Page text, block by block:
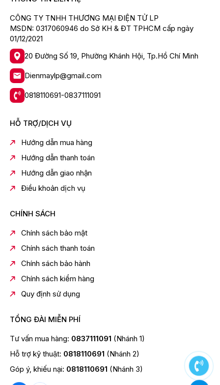
CÔNG TY TNHH THƯƠNG MẠI ĐIỆN TỬ LP
MSDN: 0317060946 do Sở KH & ĐT TPHCM cấp ngày
01/12/2021
20 Đường Số 19, Phường Khánh Hội, Tp.Hồ Chí Minh
Dienmaylp@gmail.com
0818110691-0837111091
HỖ TRỢ/DỊCH VỤ
Hướng dẫn mua hàng
Hướng dẫn thanh toán
Hướng dẫn giao nhận
Điều khoản dịch vụ
CHÍNH SÁCH
Chính sách bảo mật
Chính sách thanh toán
Chính sách bảo hành
Chính sách kiểm hàng
Quy định sử dụng
TỔNG ĐÀI MIỄN PHÍ
Tư vấn mua hàng: 0837111091 (Nhánh 1)
Hỗ trợ kỹ thuật: 0818110691 (Nhánh 2)
Góp ý, khiếu nại: 0818110691 (Nhánh 3)